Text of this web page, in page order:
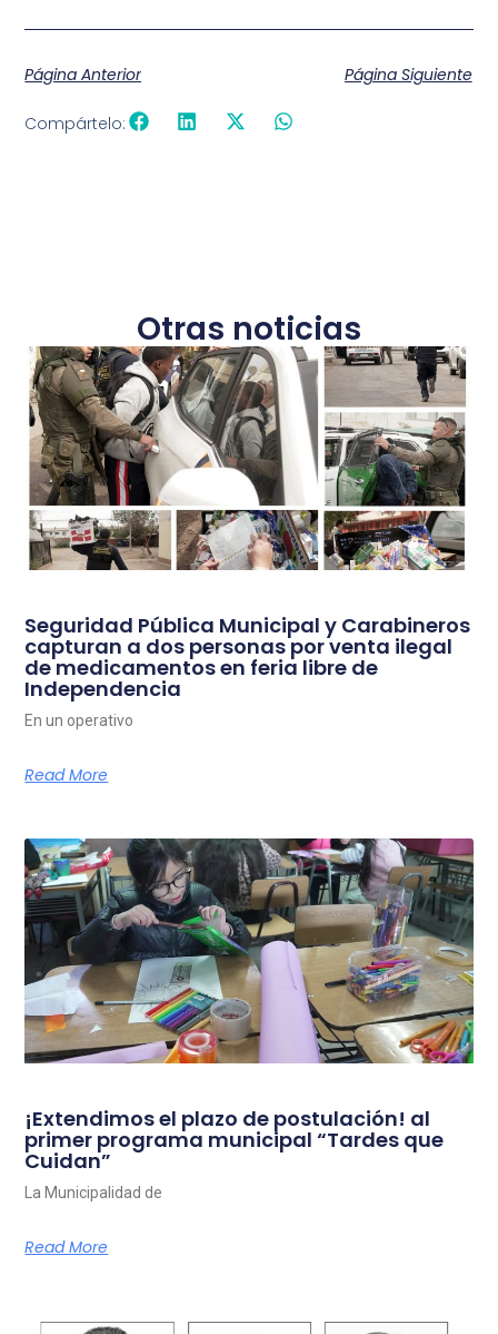
Página Anterior Página Siguiente
Compártelo:
Otras noticias
Seguridad Pública Municipal y Carabineros
capturan a dos personas por venta ilegal
de medicamentos en feria libre de
Independencia
En un operativo
Read More
¡Extendimos el plazo de postulación! al
primer programa municipal “Tardes que
Cuidan”
La Municipalidad de
Read More